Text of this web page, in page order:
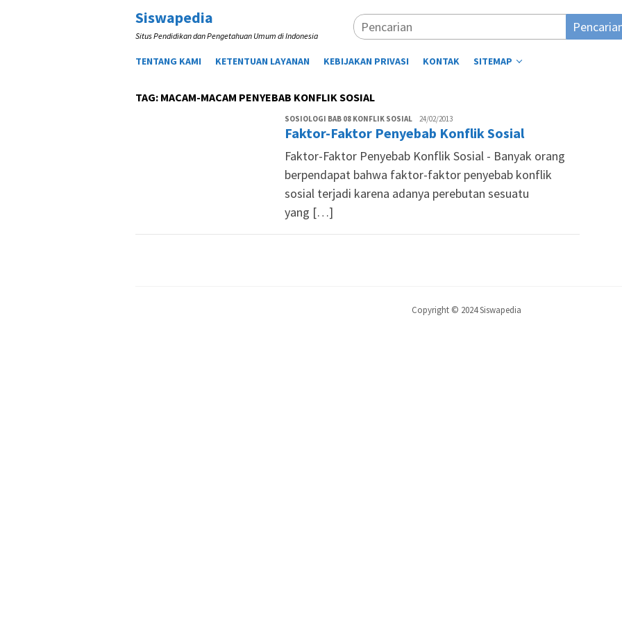
Loncat
Siswapedia
Situs Pendidikan dan Pengetahuan Umum di Indonesia
TENTANG KAMI KETENTUAN LAYANAN KEBIJAKAN PRIVASI KONTAK SITEMAP
TAG: MACAM-MACAM PENYEBAB KONFLIK SOSIAL
SOSIOLOGI BAB 08 KONFLIK SOSIALTim
Siswapedia
24/02/2013
Faktor-Faktor Penyebab Konflik Sosial
Faktor-Faktor Penyebab Konflik Sosial - Banyak orang
berpendapat bahwa faktor-faktor penyebab konflik
sosial terjadi karena adanya perebutan sesuatu
yang […]
Copyright © 2024 Siswapedia